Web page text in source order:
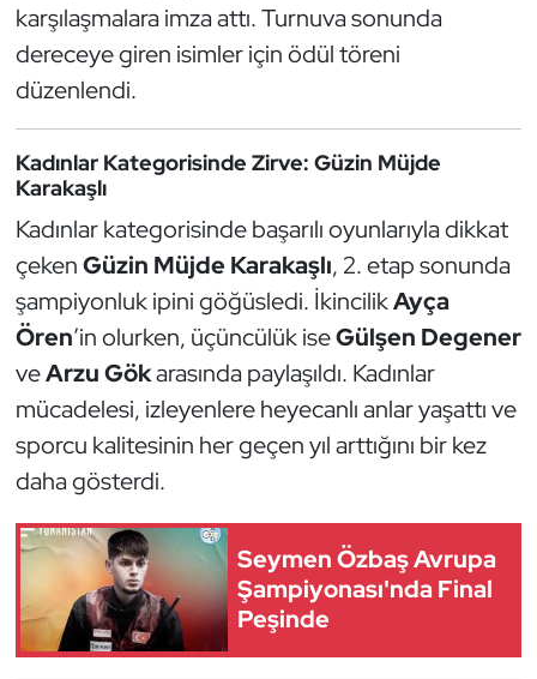
karşılaşmalara imza attı. Turnuva sonunda
dereceye giren isimler için ödül töreni
düzenlendi.
Kadınlar Kategorisinde Zirve: Güzin Müjde
Karakaşlı
Kadınlar kategorisinde başarılı oyunlarıyla dikkat
çekenGüzin Müjde Karakaşlı, 2. etap sonunda
şampiyonluk ipini göğüsledi. İkincilikAyça
Ören’in olurken, üçüncülük iseGülşen Degener
veArzu Gökarasında paylaşıldı. Kadınlar
mücadelesi, izleyenlere heyecanlı anlar yaşattı ve
sporcu kalitesinin her geçen yıl arttığını bir kez
daha gösterdi.
Seymen Özbaş Avrupa
Şampiyonası'nda Final
Peşinde
Hava Sporları
Hentbol
Judo ve Kuraş
Kano ve Rafting
Karate
Kayak
Kempo
Kürek
Masa Tenisi